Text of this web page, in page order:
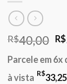
R$40,00 O
R$
Parcele em 6x
à vista R$33,25